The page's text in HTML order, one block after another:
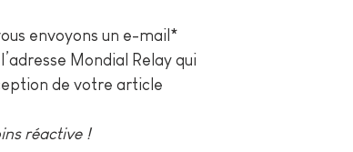
envoyons un e-mail*
Mondial Relay qui
de votre article
réactive !